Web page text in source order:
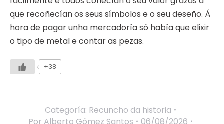
que recoñecían os seus símbolos e o seu deseño. Á
hora de pagar unha mercadoría só había que elixir
o tipo de metal e contar as pezas.
+38
Categoría: Recuncho da historia
Por Alberto Gómez Santos
06/08/2026